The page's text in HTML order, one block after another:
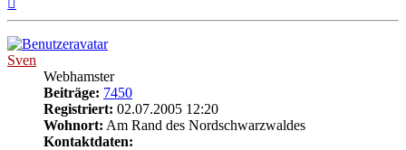
Sven
Webhamster
Beiträge: 7450
Registriert: 02.07.2005 12:20
Wohnort: Am Rand des Nordschwarzwaldes
Kontaktdaten: